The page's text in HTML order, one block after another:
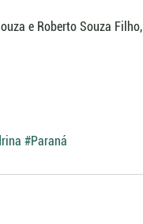
e Roberto Souza Filho,
#Paraná